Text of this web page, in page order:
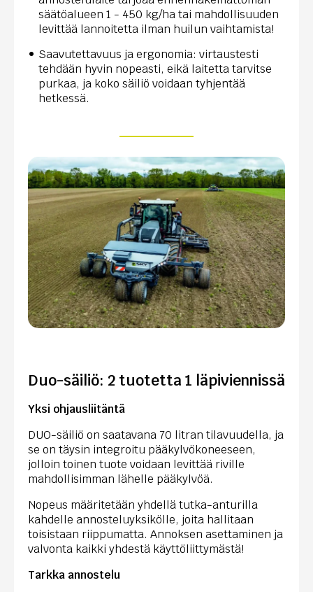
säätöalueen 1 - 450 kg/ha tai mahdollisuuden
levittää lannoitetta ilman huilun vaihtamista!
Saavutettavuus ja ergonomia: virtaustesti
tehdään hyvin nopeasti, eikä laitetta tarvitse
purkaa, ja koko säiliö voidaan tyhjentää
hetkessä.
Duo-säiliö: 2 tuotetta 1 läpiviennissä
Yksi ohjausliitäntä
DUO-säiliö on saatavana 70 litran tilavuudella, ja
se on täysin integroitu pääkylvökoneeseen,
jolloin toinen tuote voidaan levittää riville
mahdollisimman lähelle pääkylvöä.
Nopeus määritetään yhdellä tutka-anturilla
kahdelle annosteluyksikölle, joita hallitaan
toisistaan riippumatta. Annoksen asettaminen ja
valvonta kaikki yhdestä käyttöliittymästä!
Tarkka annostelu